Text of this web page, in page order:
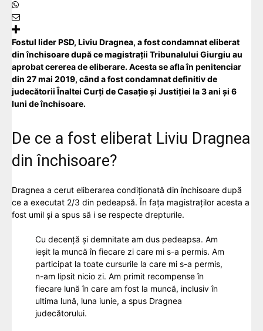
Fostul liderPSD, Liviu Dragnea, a fost condamnat eliberat
din închisoare după ce magistrații Tribunalului Giurgiu au
aprobat cererea de eliberare. Acesta se afla în penitenciar
din 27 mai 2019, când a fost condamnat definitiv de
judecătorii Înaltei Curți de Casație și Justiției la 3 ani şi 6
luni de închisoare.
De ce a fost eliberat Liviu Dragnea
din închisoare?
Dragnea a cerut eliberarea condiționată din închisoare după
ce a executat 2/3 din pedeapsă. În fața magistraților acesta a
fost umil și a spus să i se respecte drepturile.
Cu decență și demnitate am dus pedeapsa. Am
ieșit la muncă în fiecare zi care mi s-a permis. Am
participat la toate cursurile la care mi s-a permis,
n-am lipsit nicio zi. Am primit recompense în
fiecare lună în care am fost la muncă, inclusiv în
ultima lună, luna iunie, a spus Dragnea
judecătorului.